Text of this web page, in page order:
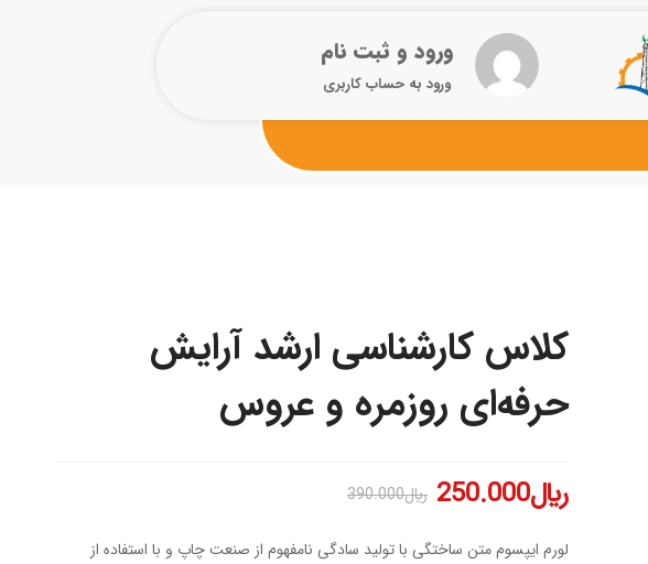
ورود و ثبت نام
ورود به حساب کاربری
کلاس کارشناسی ارشد آرایش
حرفه‌ای روزمره و عروس
﷼250.000 ﷼390.000
لورم ایپسوم متن ساختگی با تولید سادگی نامفهوم از صنعت چاپ و با استفاده از